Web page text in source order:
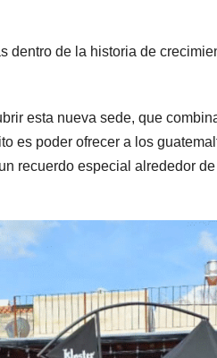
dentro de la historia de
esta nueva sede, que
es poder ofrecer a los
recuerdo especial alrededor